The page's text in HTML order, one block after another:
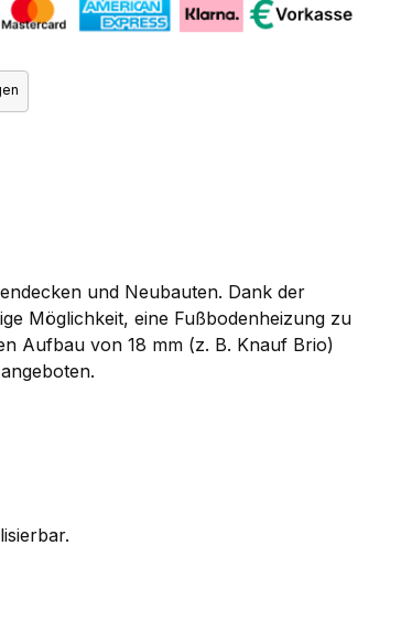
und Neubauten. Dank der
Möglichkeit, eine Fußbodenheizung zu
Aufbau von 18 mm (z. B. Knauf Brio)